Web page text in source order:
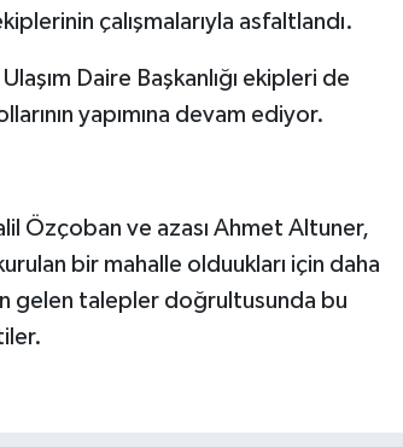
çalışmalarıyla asfaltlandı.
Daire Başkanlığı ekipleri de
yapımına devam ediyor.
Özçoban ve azası Ahmet Altuner,
bir mahalle olduukları için daha
gelen talepler doğrultusunda bu